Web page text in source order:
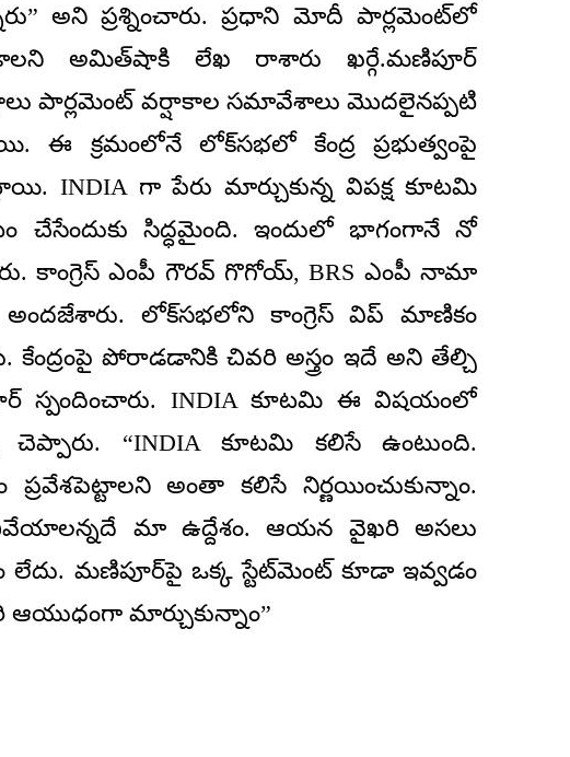
అని ప్రశ్నించారు. ప్రధాని మోదీ పార్లమెంట్‌లో
అమిత్‌షాకి లేఖ రాశారు ఖర్గే.మణిపూర్‌
పార్లమెంట్‌ వర్షాకాల సమావేశాలు మొదలైనప్పటి
ఈ క్రమంలోనే లోక్‌సభలో కేంద్ర ప్రభుత్వంపై
INDIA గా పేరు మార్చుకున్న విపక్ష కూటమి
చేసేందుకు సిద్ధమైంది. ఇందులో భాగంగానే నో
కాంగ్రెస్ ఎంపీ గౌరవ్ గొగోయ్, BRS ఎంపీ నామా
లోక్‌సభలోని కాంగ్రెస్ విప్ మాణికం
కేంద్రంపై పోరాడడానికి చివరి అస్త్రం ఇదే అని తేల్చి
స్పందించారు. INDIA కూటమి ఈ విషయంలో
“INDIA కూటమి కలిసే ఉంటుంది.
అంతా కలిసే నిర్ణయించుకున్నాం.
మా ఉద్దేశం. ఆయన వైఖరి అసలు
మణిపూర్‌పై ఒక్క స్టేట్‌మెంట్ కూడా ఇవ్వడం
మార్చుకున్నాం”